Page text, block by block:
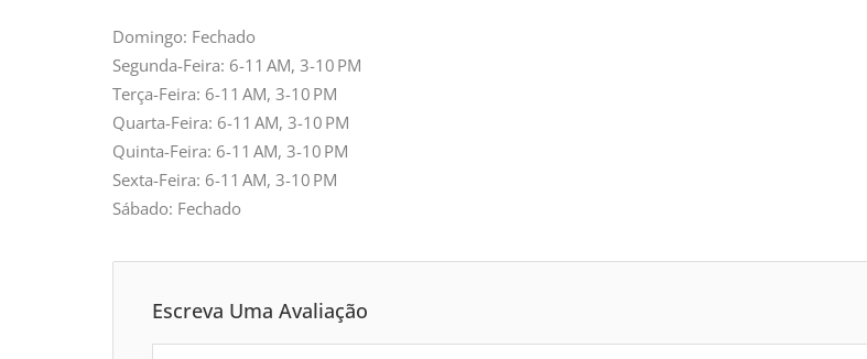
Domingo: Fechado
Segunda-Feira: 6-11 AM, 3-10 PM
Terça-Feira: 6-11 AM, 3-10 PM
Quarta-Feira: 6-11 AM, 3-10 PM
Quinta-Feira: 6-11 AM, 3-10 PM
Sexta-Feira: 6-11 AM, 3-10 PM
Sábado: Fechado
Escreva Uma Avaliação